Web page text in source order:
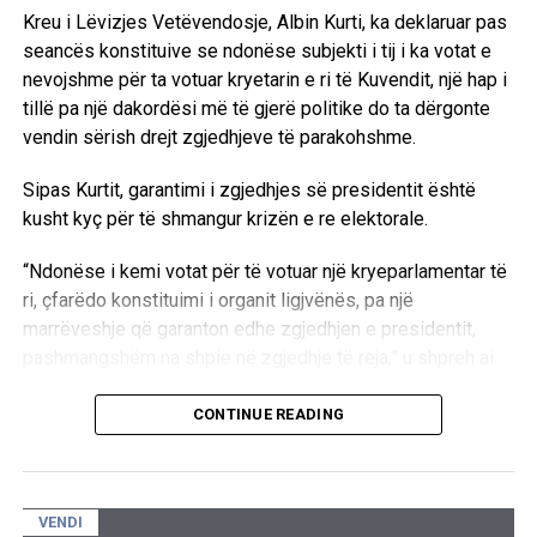
kanë reflektuar standardet më të larta të drejtësisë.
EkonomiaOnline: Profesor Sabedini, a besoni se Gjykata
Speciale do të marrë një vendim të drejtë në këtë proces?
Sabedini: Unë shpresoj që trupi gjykues do t’i japë peshën
e duhur dëshmive të figurave kredibile, përfshirë
personalitete politike dhe ushtarake të NATO-s dhe
dëshmuar gjatë këtij procesi.
Bazuar në mënyrën se si unë e kam përcjellë procesin,
Për këtë arsye pres që vendimi përfundimtar të jetë lirues
dhe që të akuzuarit të kthehen pranë familjeve të tyre.
pasoja të rëndësishme politike dhe morale për Kosovën.
Kreu i Lëvizjes Vetëvendosje, Albin Kurti, ka deklaruar pas
seancës konstituive se ndonëse subjekti i tij i ka votat e
nevojshme për ta votuar kryetarin e ri të Kuvendit, një hap i
tillë pa një dakordësi më të gjerë politike do ta dërgonte
vendin sërish drejt zgjedhjeve të parakohshme.
Sipas Kurtit, garantimi i zgjedhjes së presidentit është
kusht kyç për të shmangur krizën e re elektorale.
“Ndonëse i kemi votat për të votuar një kryeparlamentar të
ri, çfarëdo konstituimi i organit ligjvënës, pa një
marrëveshje që garanton edhe zgjedhjen e presidentit,
Kreu i LVV-së ritheksoi nevojën për dialog të drejtpërdrejtë
me krerët e partive të tjera parlamentare për të arritur një
paketë të plotë marrëveshjeje për të gjitha institucionet
“Andaj insistimi ynë i drejtë është që të ulemi, të
CONTINUE READING
VENDI